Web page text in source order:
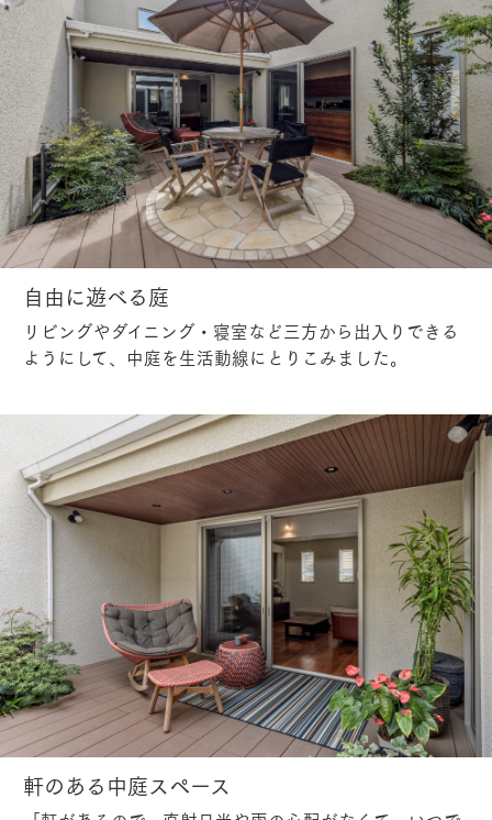
自由に遊べる庭
リビングやダイニング・寝室など三方から出入りできる
ようにして、中庭を生活動線にとりこみました。
軒のある中庭スペース